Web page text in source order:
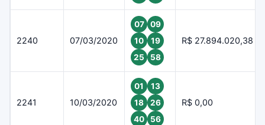
2240 07/03/2020
07
09
10
19
25
58
R$ 27.894.020,38
2241 10/03/2020
01
13
18
26
40
56
R$ 0,00